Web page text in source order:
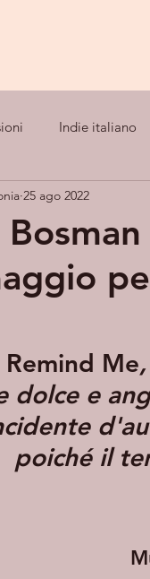
Indie italiano
25 ago 2022
Remind Me,
dolce e
poiché il